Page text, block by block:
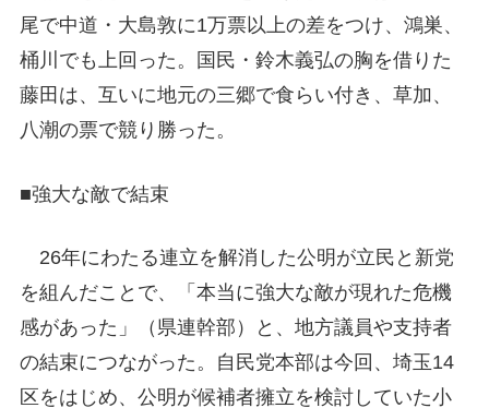
尾で中道・大島敦に1万票以上の差をつけ、鴻巣、
桶川でも上回った。国民・鈴木義弘の胸を借りた
藤田は、互いに地元の三郷で食らい付き、草加、
八潮の票で競り勝った。
■強大な敵で結束
26年にわたる連立を解消した公明が立民と新党
を組んだことで、「本当に強大な敵が現れた危機
感があった」（県連幹部）と、地方議員や支持者
の結束につながった。自民党本部は今回、埼玉14
区をはじめ、公明が候補者擁立を検討していた小